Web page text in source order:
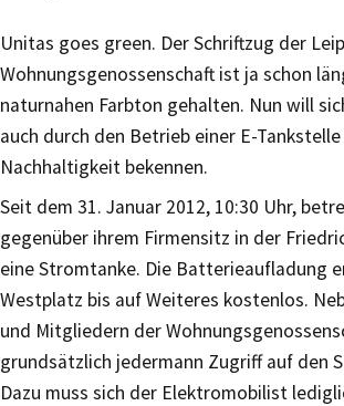
Unitas goes green. Der Schriftzug der
Wohnungsgenossenschaft ist ja schon
naturnahen Farbton gehalten. Nun will
auch durch den Betrieb einer E-
Nachhaltigkeit bekennen.
Seit dem 31. Januar 2012, 10:30 Uhr,
gegenüber ihrem Firmensitz in der
eine Stromtanke. Die Batterieaufladung
Westplatz bis auf Weiteres kostenlos.
und Mitgliedern der
grundsätzlich jedermann Zugriff auf den
Dazu muss sich der Elektromobilist